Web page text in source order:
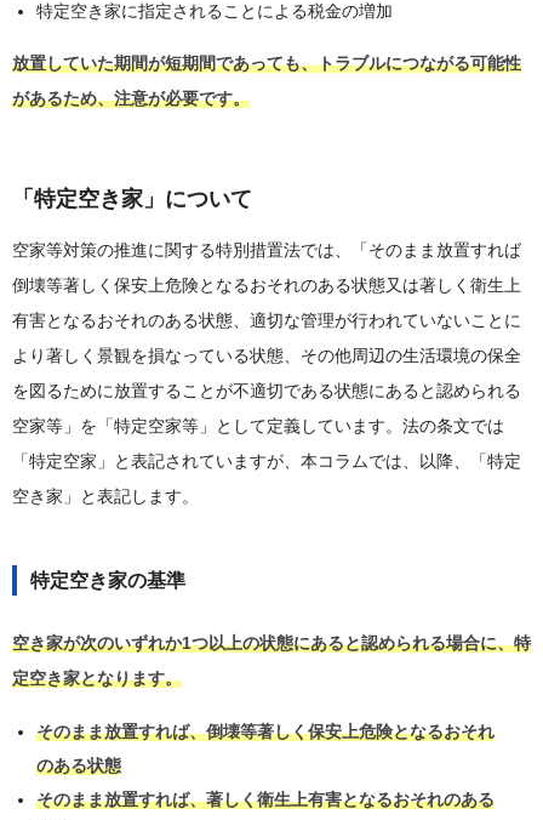
特定空き家に指定されることによる税金の増加
放置していた期間が短期間であっても、トラブルにつながる可能性
があるため、注意が必要です。
「特定空き家」について
空家等対策の推進に関する特別措置法では、「そのまま放置すれば
倒壊等著しく保安上危険となるおそれのある状態又は著しく衛生上
有害となるおそれのある状態、適切な管理が行われていないことに
より著しく景観を損なっている状態、その他周辺の生活環境の保全
を図るために放置することが不適切である状態にあると認められる
空家等」を「特定空家等」として定義しています。法の条文では
「特定空家」と表記されていますが、本コラムでは、以降、「特定
空き家」と表記します。
特定空き家の基準
空き家が次のいずれか1つ以上の状態にあると認められる場合に、特
定空き家となります。
そのまま放置すれば、倒壊等著しく保安上危険となるおそれ
のある状態
そのまま放置すれば、著しく衛生上有害となるおそれのある